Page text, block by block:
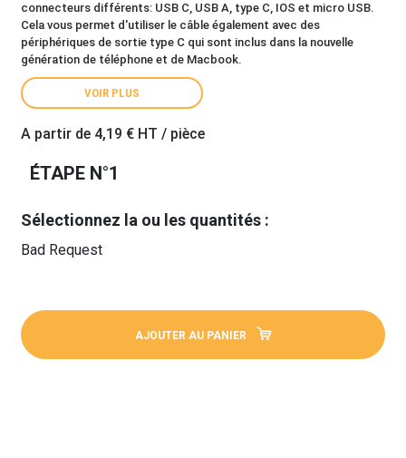
connecteurs différents: USB C, USB A, type C, IOS et micro USB.
Cela vous permet d'utiliser le câble également avec des
périphériques de sortie type C qui sont inclus dans la nouvelle
génération de téléphone et de Macbook.
VOIR PLUS
A partir de 4,19 € HT / pièce
ÉTAPE N°1
Sélectionnez la ou les quantités :
Bad Request
AJOUTER AU PANIER